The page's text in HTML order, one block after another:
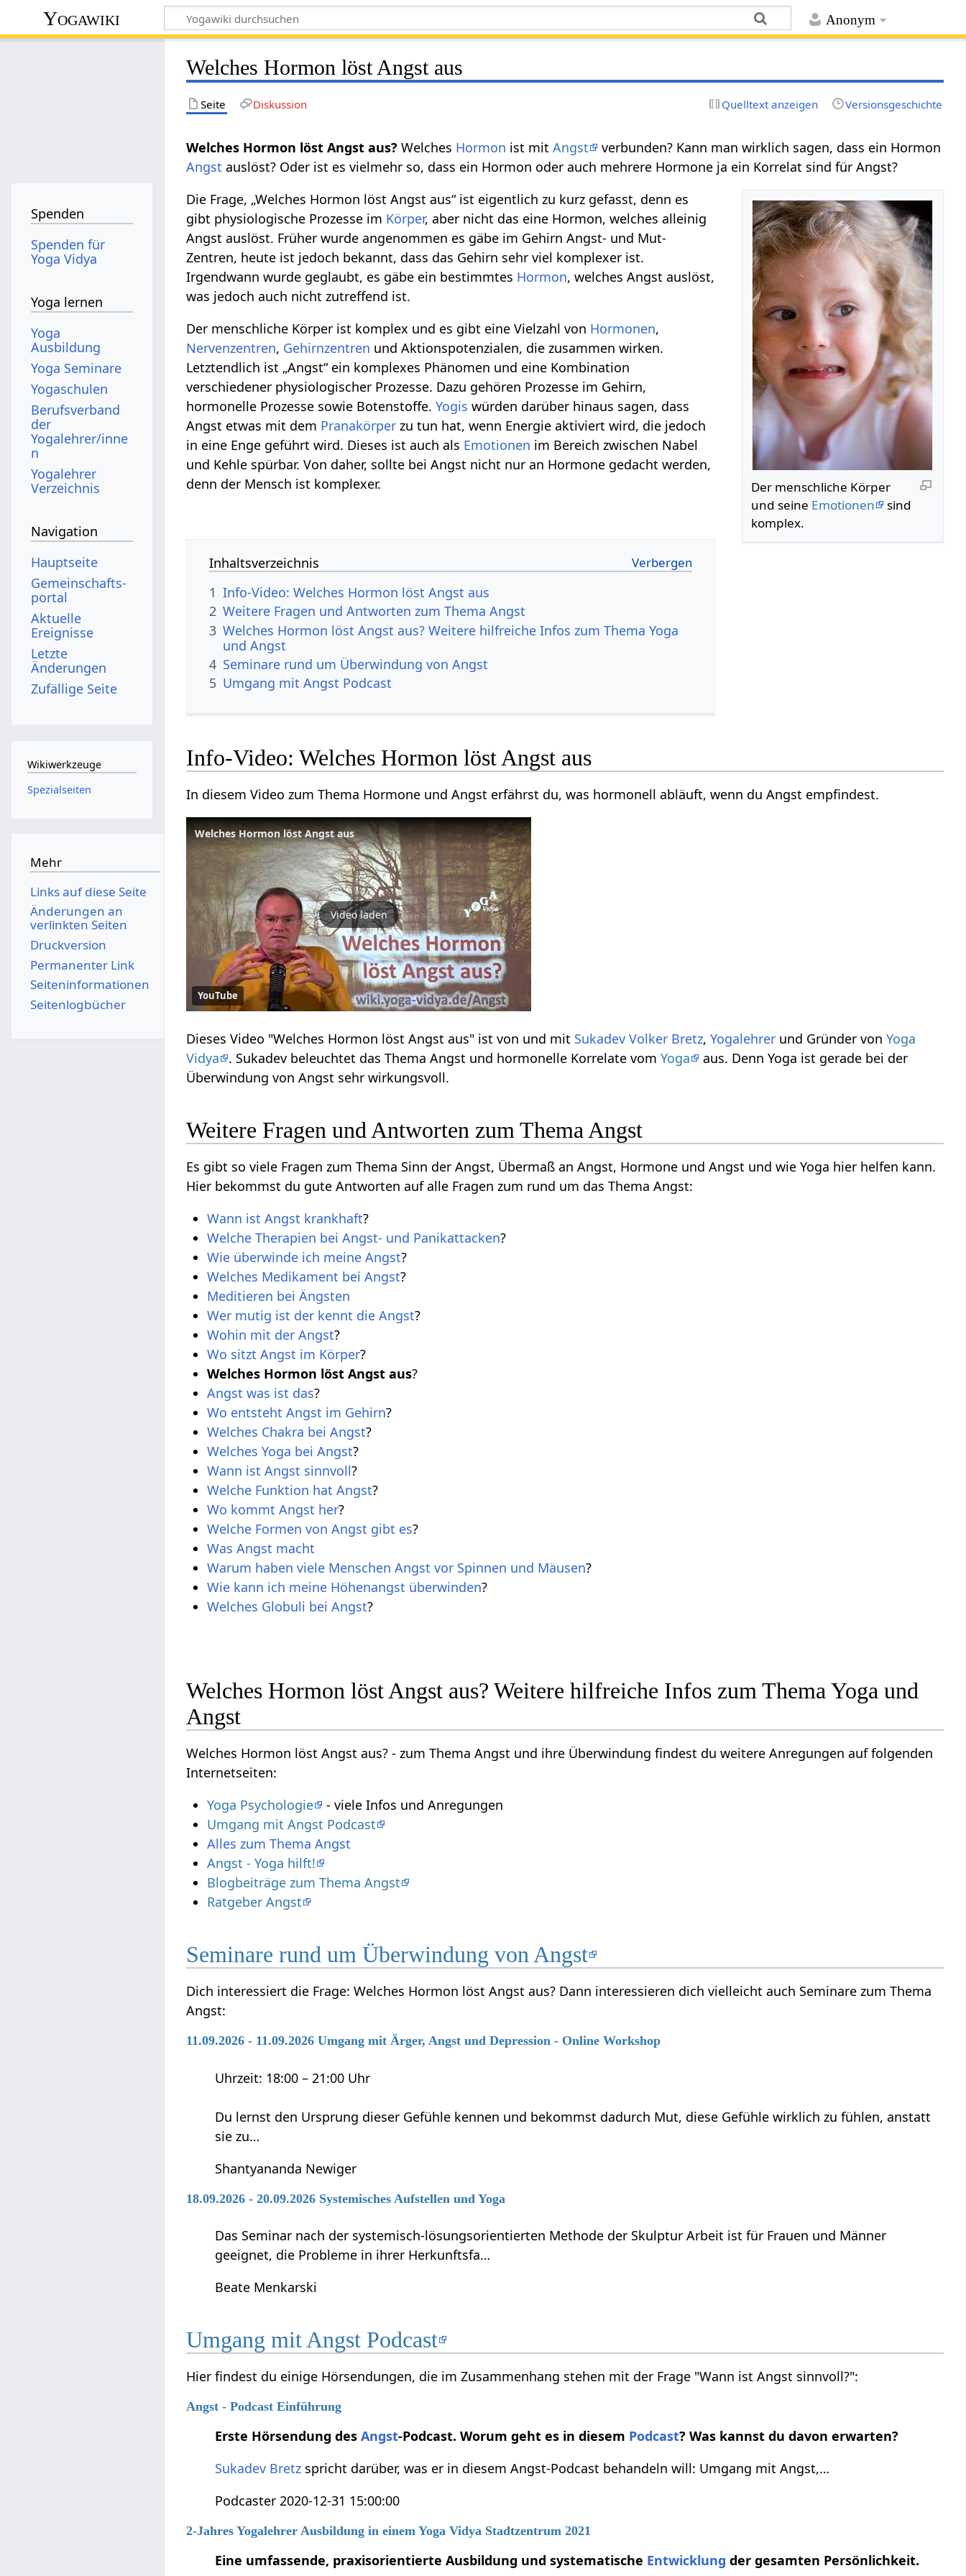
Anonym
Yogawiki
Welches Hormon löst Angst aus
Seite Diskussion Quelltext anzeigen Versionsgeschichte
Welches Hormon löst Angst aus? Welches Hormon ist mitAngst
verbunden? Kann man wirklich sagen, dass ein Hormon
Angst auslöst? Oder ist es vielmehr so, dass ein Hormon oder auch mehrere Hormone ja ein Korrelat sind für Angst?
Der menschliche Körper
und seine Emotionen
sind
komplex.
Die Frage, „Welches Hormon löst Angst aus“ ist eigentlich zu kurz gefasst, denn es
gibt physiologische Prozesse im Körper, aber nicht das eine Hormon, welches alleinig
Angst auslöst. Früher wurde angenommen es gäbe im Gehirn Angst- und Mut-
Zentren, heute ist jedoch bekannt, dass das Gehirn sehr viel komplexer ist.
Irgendwann wurde geglaubt, es gäbe ein bestimmtes Hormon, welches Angst auslöst,
was jedoch auch nicht zutreffend ist.
Der menschliche Körper ist komplex und es gibt eine Vielzahl von Hormonen,
Nervenzentren, Gehirnzentren und Aktionspotenzialen, die zusammen wirken.
Letztendlich ist „Angst“ ein komplexes Phänomen und eine Kombination
verschiedener physiologischer Prozesse. Dazu gehören Prozesse im Gehirn,
hormonelle Prozesse sowie Botenstoffe.Yogis würden darüber hinaus sagen, dass
Angst etwas mit dem Pranakörper zu tun hat, wenn Energie aktiviert wird, die jedoch
in eine Enge geführt wird. Dieses ist auch als Emotionen im Bereich zwischen Nabel
und Kehle spürbar. Von daher, sollte bei Angst nicht nur an Hormone gedacht werden,
denn der Mensch ist komplexer.
Inhaltsverzeichnis
1 Info-Video: Welches Hormon löst Angst aus
2 Weitere Fragen und Antworten zum Thema Angst
3 Welches Hormon löst Angst aus? Weitere hilfreiche Infos zum Thema Yoga
und Angst
4 Seminare rund um Überwindung von Angst
5 Umgang mit Angst Podcast
Info-Video: Welches Hormon löst Angst aus
In diesem Video zum Thema Hormone und Angst erfährst du, was hormonell abläuft, wenn du Angst empfindest.
Welches Hormon löst Angst aus
Video laden
YouTube
Dieses Video "Welches Hormon löst Angst aus" ist von und mit Sukadev Volker Bretz,Yogalehrer und Gründer vonYoga
Vidya
. Sukadev beleuchtet das Thema Angst und hormonelle Korrelate vomYoga
aus. Denn Yoga ist gerade bei der
Überwindung von Angst sehr wirkungsvoll.
Weitere Fragen und Antworten zum Thema Angst
Es gibt so viele Fragen zum Thema Sinn der Angst, Übermaß an Angst, Hormone und Angst und wie Yoga hier helfen kann.
Hier bekommst du gute Antworten auf alle Fragen zum rund um das Thema Angst:
Wann ist Angst krankhaft?
Welche Therapien bei Angst- und Panikattacken?
Wie überwinde ich meine Angst?
Welches Medikament bei Angst?
Meditieren bei Ängsten
Wer mutig ist der kennt die Angst?
Wohin mit der Angst?
Wo sitzt Angst im Körper?
Welches Hormon löst Angst aus?
Angst was ist das?
Wo entsteht Angst im Gehirn?
Welches Chakra bei Angst?
Welches Yoga bei Angst?
Wann ist Angst sinnvoll?
Welche Funktion hat Angst?
Wo kommt Angst her?
Welche Formen von Angst gibt es?
Was Angst macht
Warum haben viele Menschen Angst vor Spinnen und Mäusen?
Wie kann ich meine Höhenangst überwinden?
Welches Globuli bei Angst?
Welches Hormon löst Angst aus? Weitere hilfreiche Infos zum Thema Yoga und
Angst
Welches Hormon löst Angst aus? - zum Thema Angst und ihre Überwindung findest du weitere Anregungen auf folgenden
Internetseiten:
Yoga Psychologie
- viele Infos und Anregungen
Umgang mit Angst Podcast
Alles zum Thema Angst
Angst - Yoga hilft!
Blogbeiträge zum Thema Angst
Ratgeber Angst
Seminare rund um Überwindung von Angst
Dich interessiert die Frage: Welches Hormon löst Angst aus? Dann interessieren dich vielleicht auch Seminare zum Thema
Angst:
11.09.2026 - 11.09.2026 Umgang mit Ärger, Angst und Depression - Online Workshop
Uhrzeit: 18:00 – 21:00 Uhr
Du lernst den Ursprung dieser Gefühle kennen und bekommst dadurch Mut, diese Gefühle wirklich zu fühlen, anstatt
sie zu…
Shantyananda Newiger
18.09.2026 - 20.09.2026 Systemisches Aufstellen und Yoga
Das Seminar nach der systemisch-lösungsorientierten Methode der Skulptur Arbeit ist für Frauen und Männer
geeignet, die Probleme in ihrer Herkunftsfa…
Beate Menkarski
Umgang mit Angst Podcast
Hier findest du einige Hörsendungen, die im Zusammenhang stehen mit der Frage "Wann ist Angst sinnvoll?":
Angst - Podcast Einführung
Erste Hörsendung desAngst-Podcast. Worum geht es in diesem Podcast? Was kannst du davon erwarten?
Sukadev Bretz spricht darüber, was er in diesem Angst-Podcast behandeln will: Umgang mit Angst,…
Podcaster 2020-12-31 15:00:00
2-Jahres Yogalehrer Ausbildung in einem Yoga Vidya Stadtzentrum 2021
Eine umfassende, praxisorientierte Ausbildung und systematische Entwicklung der gesamten Persönlichkeit.
Spenden
Spenden für
Yoga Vidya
Yoga lernen
Yoga
Ausbildung
Yoga Seminare
Yogaschulen
Berufsverband
der
Yogalehrer/inne
n
Yogalehrer
Verzeichnis
Navigation
Hauptseite
Gemeinschafts­
portal
Aktuelle
Ereignisse
Letzte
Änderungen
Zufällige Seite
Wikiwerkzeuge
Spezialseiten
Mehr
Links auf diese Seite
Änderungen an
verlinkten Seiten
Druckversion
Permanenter Link
Seiten­­informationen
Seitenlogbücher